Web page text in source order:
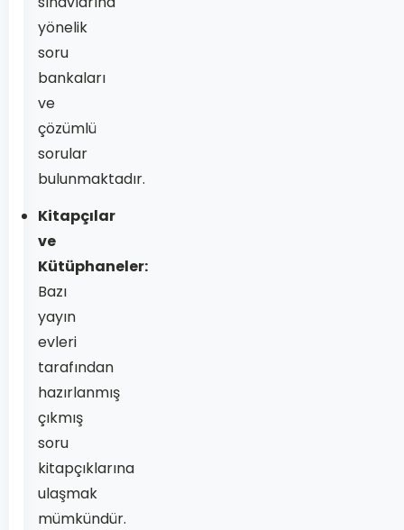
yönelik
soru
bankaları
ve
çözümlü
sorular
bulunmaktadır.
Kitapçılar
ve
Kütüphaneler:
Bazı
yayın
evleri
tarafından
hazırlanmış
çıkmış
soru
kitapçıklarına
ulaşmak
mümkündür.